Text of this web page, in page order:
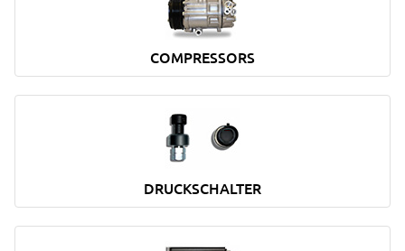
COMPRESSORS
DRUCKSCHALTER